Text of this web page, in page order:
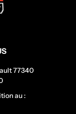
77340
au :